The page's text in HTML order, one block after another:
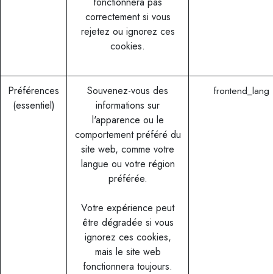
correctement si vous
rejetez ou ignorez ces
cookies.
Préférences
(essentiel)
Souvenez-vous des
informations sur
l'apparence ou le
comportement préféré du
site web, comme votre
langue ou votre région
préférée.
Votre expérience peut
être dégradée si vous
ignorez ces cookies,
mais le site web
fonctionnera toujours.